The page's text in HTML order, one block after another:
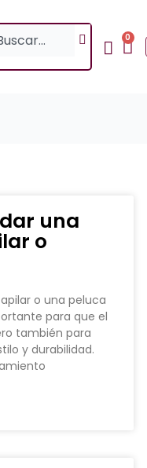
0
una
o
o una peluca
para que el
también para
y durabilidad.